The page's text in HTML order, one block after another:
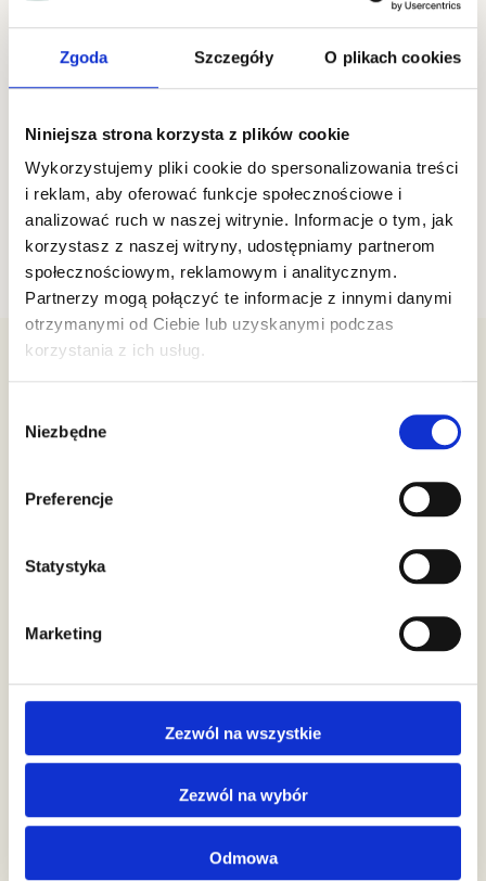
Zgoda Szczegóły O plikach cookies
Niniejsza strona korzysta z plików cookie
Wykorzystujemy pliki cookie do spersonalizowania treści
i reklam, aby oferować funkcje społecznościowe i
analizować ruch w naszej witrynie. Informacje o tym, jak
korzystasz z naszej witryny, udostępniamy partnerom
społecznościowym, reklamowym i analitycznym.
Partnerzy mogą połączyć te informacje z innymi danymi
otrzymanymi od Ciebie lub uzyskanymi podczas
korzystania z ich usług.
zgody
Niezbędne
Preferencje
Statystyka
Marketing
Zezwól na wszystkie
Zezwól na wybór
Odmowa
wypieków powinien zapisać sobie w kalendarzu.
ciasta lub ciasteczka. Przygotowaliśmy kilka
tylko słodkie, ale też nadadzą naszym wypiekom
niepowtarzalny smak.
ul. Św. Andrzeja Boboli 20
biuro@premiumrosa.eu
94 1140 1010 0000 3042 4400 1001
ZAOBSERWUJ NAS!